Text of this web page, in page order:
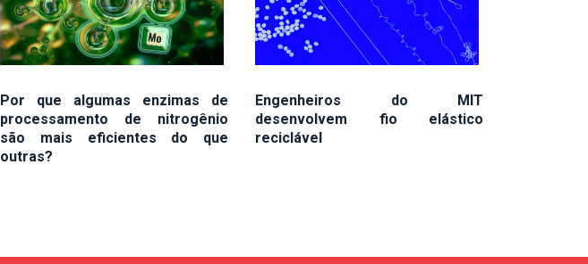
Por que algumas enzimas de
processamento de nitrogênio
são mais eficientes do que
outras?
Engenheiros do MIT
desenvolvem fio elástico
reciclável